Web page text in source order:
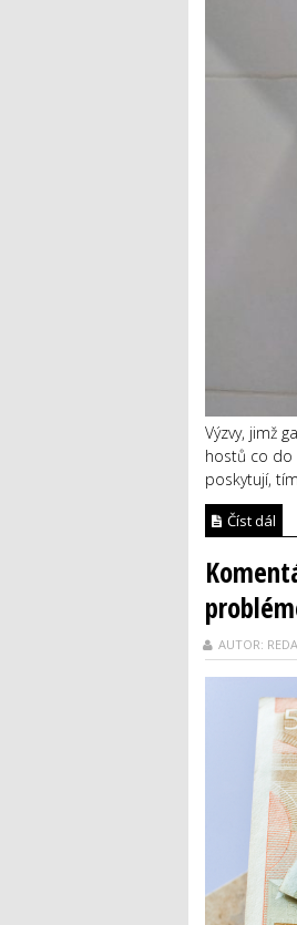
Výzvy, jimž
hostů co do
poskytují,
Číst dál
AUTOR: